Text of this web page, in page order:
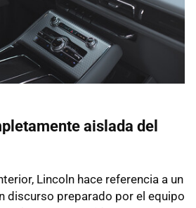
aislada del
Lincoln hace referencia a un
discurso preparado por el equipo